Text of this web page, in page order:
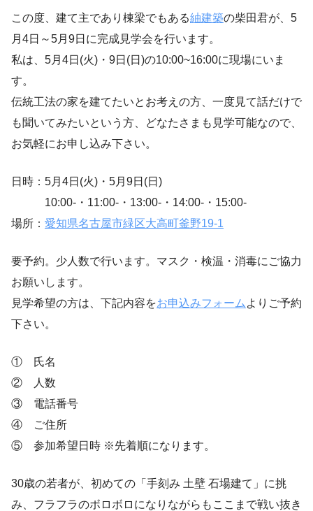
この度、建て主であり棟梁でもある紬建築の柴田君が、5
月4日～5月9日に完成見学会を行います。
私は、5月4日(火)・9日(日)の10:00~16:00に現場にいま
す。
伝統工法の家を建てたいとお考えの方、一度見て話だけで
も聞いてみたいという方、どなたさまも見学可能なので、
お気軽にお申し込み下さい。
日時：5月4日(火)・5月9日(日)
10:00-・11:00-・13:00-・14:00-・15:00-
場所： 愛知県名古屋市緑区大高町釜野19-1
要予約。少人数で行います。マスク・検温・消毒にご協力
お願いします。
見学希望の方は、下記内容をお申込みフォーム よりご予約
下さい。
① 氏名
② 人数
③ 電話番号
④ ご住所
⑤ 参加希望日時 ※先着順になります。
30歳の若者が、初めての「手刻み 土壁 石場建て」に挑
み、フラフラのボロボロになりながらもここまで戦い抜き